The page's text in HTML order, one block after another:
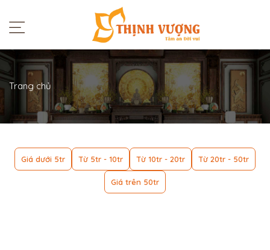
Trang chủ
Giá dưới 5tr Từ 5tr - 10tr Từ 10tr - 20tr Từ 20tr - 50tr
Giá trên 50tr